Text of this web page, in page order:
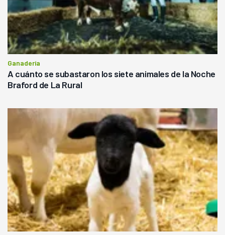
Ganadería
A cuánto se subastaron los siete animales de la Noche
Braford de La Rural